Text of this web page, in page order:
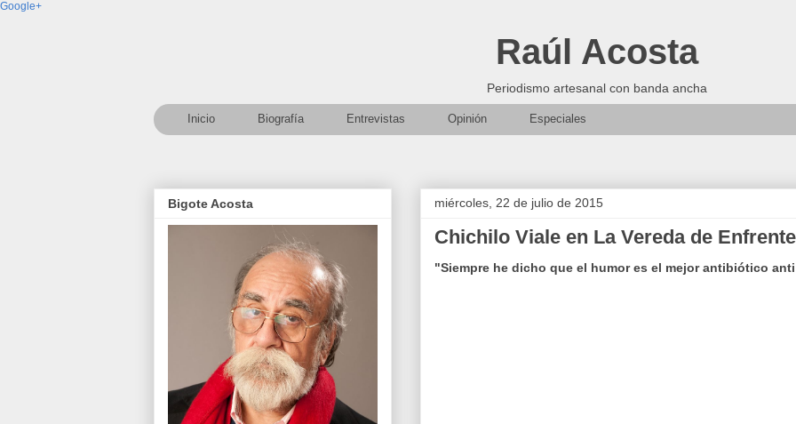
Google+
Raúl Acosta
Periodismo artesanal con banda ancha
Inicio Biografía Entrevistas Opinión Especiales
miércoles, 22 de julio de 2015
Chichilo Viale en La Vereda de Enfrente
"Siempre he dicho que el humor es el mejor antibiótico
Bigote Acosta